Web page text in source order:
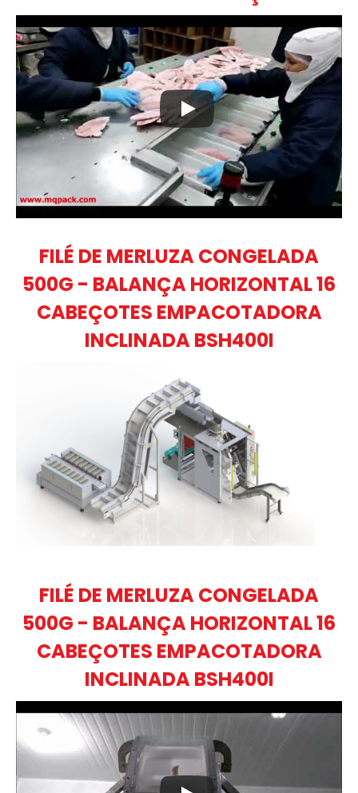
FILÉ DE MERLUZA CONGELADA
500G - BALANÇA HORIZONTAL 16
CABEÇOTES EMPACOTADORA
INCLINADA BSH400I
FILÉ DE MERLUZA CONGELADA
500G - BALANÇA HORIZONTAL 16
CABEÇOTES EMPACOTADORA
INCLINADA BSH400I